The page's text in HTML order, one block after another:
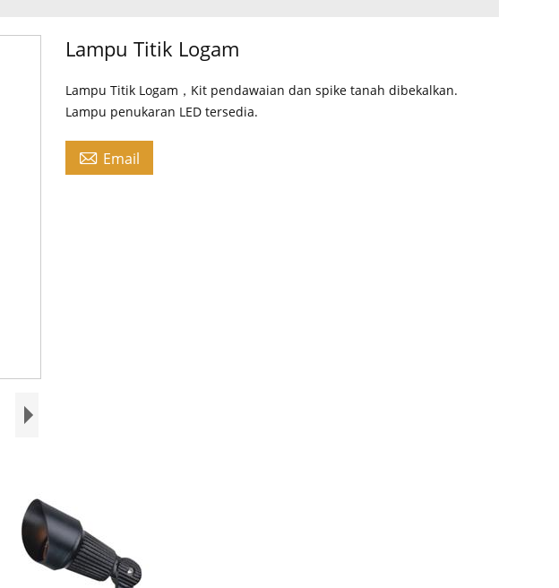
Lampu Titik Logam
Lampu Titik Logam，Kit pendawaian dan spike tanah dibekalkan.
Lampu penukaran LED tersedia.
 Email